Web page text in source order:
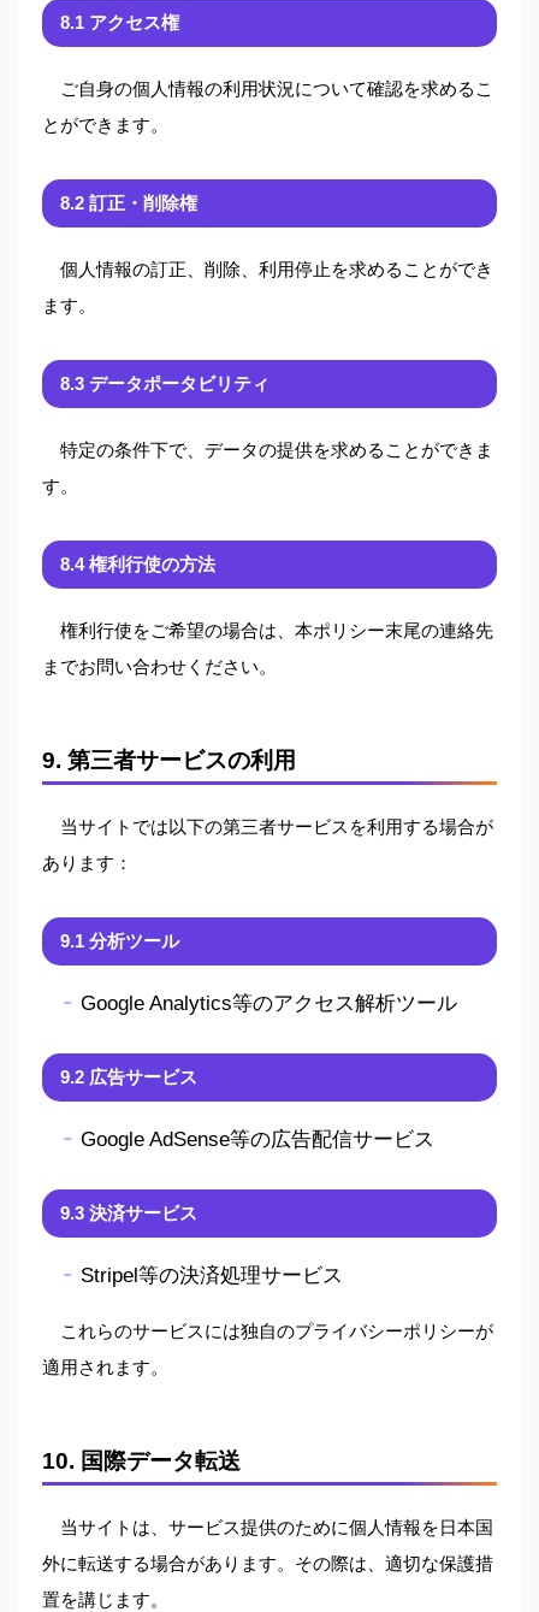
8.1 アクセス権
ご自身の個人情報の利用状況について確認を求めるこ
とができます。
8.2 訂正・削除権
個人情報の訂正、削除、利用停止を求めることができ
ます。
8.3 データポータビリティ
特定の条件下で、データの提供を求めることができま
す。
8.4 権利行使の方法
権利行使をご希望の場合は、本ポリシー末尾の連絡先
までお問い合わせください。
9. 第三者サービスの利用
当サイトでは以下の第三者サービスを利用する場合が
あります：
9.1 分析ツール
Google Analytics等のアクセス解析ツール
9.2 広告サービス
Google AdSense等の広告配信サービス
9.3 決済サービス
Stripel等の決済処理サービス
これらのサービスには独自のプライバシーポリシーが
適用されます。
10. 国際データ転送
当サイトは、サービス提供のために個人情報を日本国
外に転送する場合があります。その際は、適切な保護措
置を講じます。